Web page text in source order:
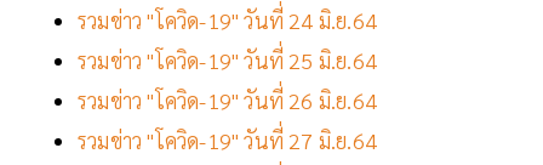
รวมข่าว "โควิด-19" วันที่ 24 มิ.ย.64
รวมข่าว "โควิด-19" วันที่ 25 มิ.ย.64
รวมข่าว "โควิด-19" วันที่ 26 มิ.ย.64
รวมข่าว "โควิด-19" วันที่ 27 มิ.ย.64